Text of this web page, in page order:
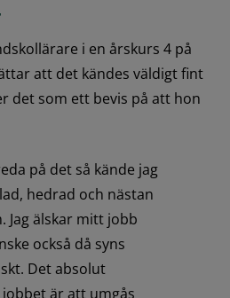
i en årskurs 4 på
att det kändes väldigt fint
det som ett bevis på att hon
på det så kände jag
hedrad och nästan
Jag älskar mitt jobb
också då syns
Det absolut
är att umgås